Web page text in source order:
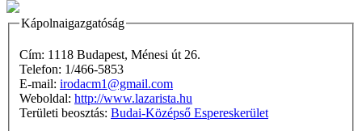
Kápolnaigazgatóság
Cím: 1118 Budapest, Ménesi út 26.
Telefon: 1/466-5853
E-mail: irodacm1@gmail.com
Weboldal: http://www.lazarista.hu
Területi beosztás: Budai-Középső Espereskerület